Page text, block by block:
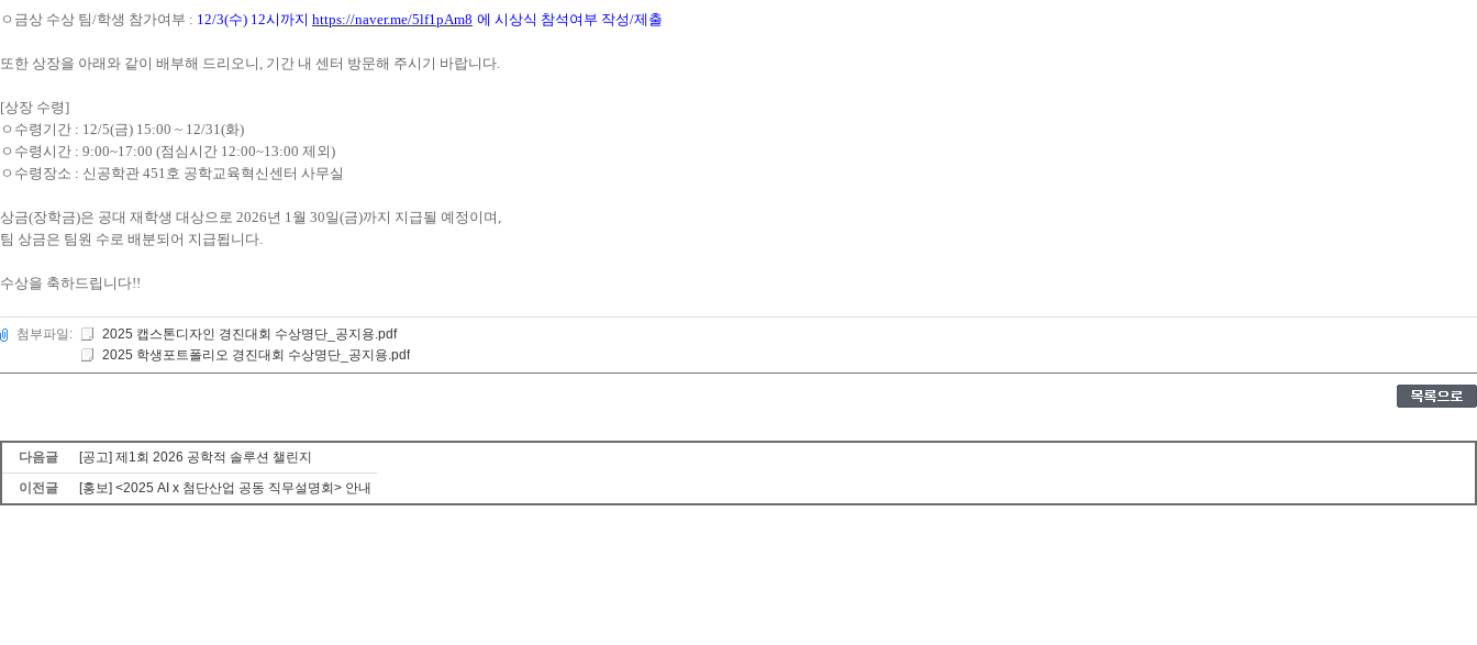
ㅇ금상 수상 팀/학생 참가여부 : 12/3(수) 12시까지 https://naver.me/5lf1pAm8 에 시상식 참석여부 작성/제출
또한 상장을 아래와 같이 배부해 드리오니 , 기간 내 센터 방문해 주시기 바랍니다.
[상장 수령]
ㅇ수령기간 : 12/5(금) 15:00 ~ 12/31(화)
ㅇ수령시간 : 9:00~17:00 (점심시간 12:00~13:00 제외)
ㅇ수령장소 : 신공학관 451호 공학교육혁신센터 사무실
상금(장학금)은 공대 재학생 대상으로 2026년 1월 30일(금)까지 지급될 예정이며 ,
팀 상금은 팀원 수로 배분되어 지급됩니다.
수상을 축하드립니다!!
첨부파일:
2025 캡스톤디자인 경진대회 수상명단_공지용.pdf
2025 학생포트폴리오 경진대회 수상명단_공지용.pdf
다음글
[공고] 제1회 2026 공학적 솔루션 챌린지
이전글
[홍보] <2025 AI x 첨단산업 공동 직무설명회> 안내